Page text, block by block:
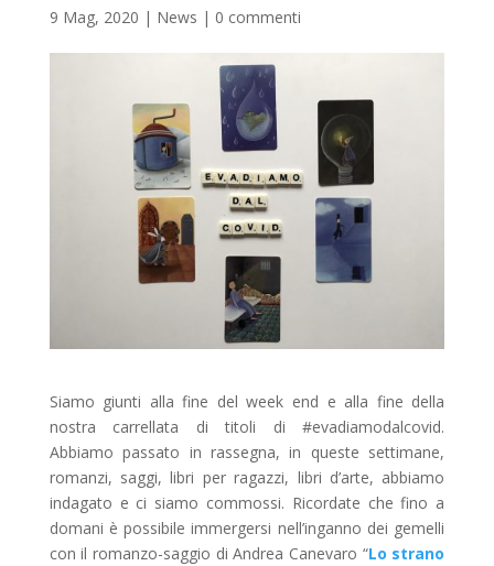
9 Mag, 2020 | News | 0 commenti
Siamo giunti alla fine del week end e alla fine della
nostra carrellata di titoli di #evadiamodalcovid.
Abbiamo passato in rassegna, in queste settimane,
romanzi, saggi, libri per ragazzi, libri d’arte, abbiamo
indagato e ci siamo commossi. Ricordate che fino a
domani è possibile immergersi nell’inganno dei gemelli
con il romanzo-saggio di Andrea Canevaro “Lo strano